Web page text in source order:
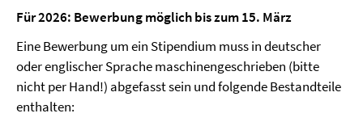
Für 2026: Bewerbung möglich bis zum 15. März
Eine Bewerbung um ein Stipendium muss in deutscher
oder englischer Sprache maschinengeschrieben (bitte
nicht per Hand!) abgefasst sein und folgende Bestandteile
enthalten: